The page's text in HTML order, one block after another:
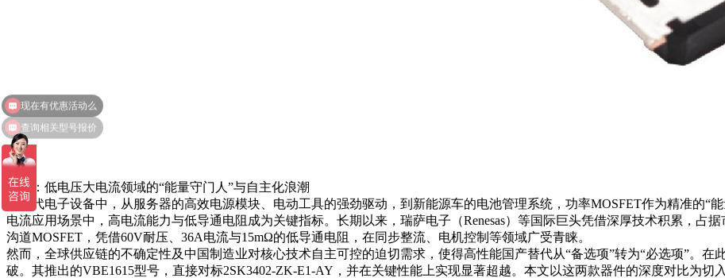
引言：低电压大电流领域的“能量守门人”与自主化浪潮
在现代电子设备中，从服务器的高效电源模块、电动工具的强劲驱动，到新能源车的电池管理系统，功率MOSFET作为精准的“
电流应用场景中，高电流能力与低导通电阻成为关键指标。长期以来，瑞萨电子（Renesas）等国际巨头凭借深厚技术积累，占
沟道MOSFET，凭借60V耐压、36A电流与15mΩ的低导通电阻，在同步整流、电机控制等领域广受青睐。
然而，全球供应链的不确定性及中国制造业对核心技术自主可控的迫切需求，使得高性能国产替代从“备选项”转为“必选项”。
破。其推出的VBE1615型号，直接对标2SK3402-ZK-E1-AY，并在关键性能上实现显著超越。本文以这两款器件的深度对比为切
查询相关型号报价